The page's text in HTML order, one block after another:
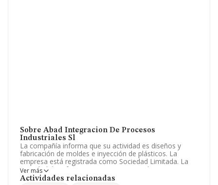
Sobre Abad Integracion De Procesos
Industriales Sl
La compañía informa que su actividad es diseños y
fabricación de moldes e inyección de plásticos. La
empresa está registrada como Sociedad Limitada. La
actividad de referencia CNAE corresponde a '%cnae%',
cuyo Código es 2226. La compañía es importadora.
Ver más
Actividades relacionadas